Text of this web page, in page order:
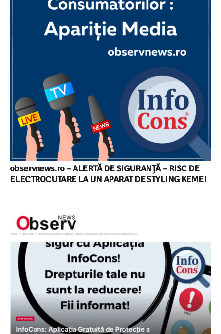
observnews.ro – ALERTĂ DE SIGURANȚĂ – RISC DE
ELECTROCUTARE LA UN APARAT DE STYLING KEMEI